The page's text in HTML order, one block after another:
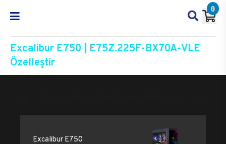
0
Excalibur E750 | E75Z.225F-BX70A-VLE
Özelleştir
Excalibur E750